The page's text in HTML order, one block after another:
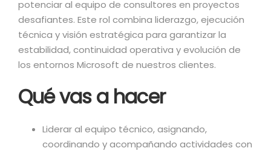
potenciar al equipo de consultores en proyectos
desafiantes. Este rol combina liderazgo, ejecución
técnica y visión estratégica para garantizar la
estabilidad, continuidad operativa y evolución de
los entornos Microsoft de nuestros clientes.
Qué vas a hacer
Liderar al equipo técnico, asignando,
coordinando y acompañando actividades con